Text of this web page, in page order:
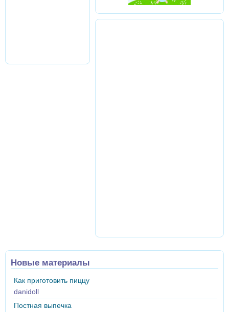
Новые материалы
Как приготовить пиццу
danidoll
Постная выпечка